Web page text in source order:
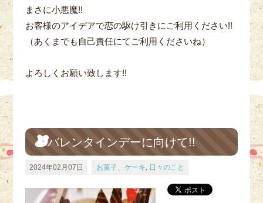
まさに小悪魔!!
お客様のアイデアで恋の駆け引きにご利用ください!!
（あくまでも自己責任にてご利用くださいね）
よろしくお願い致します!!
バレンタインデーに向けて!!
2024年02月07日 お菓子、ケーキ 日々のこと